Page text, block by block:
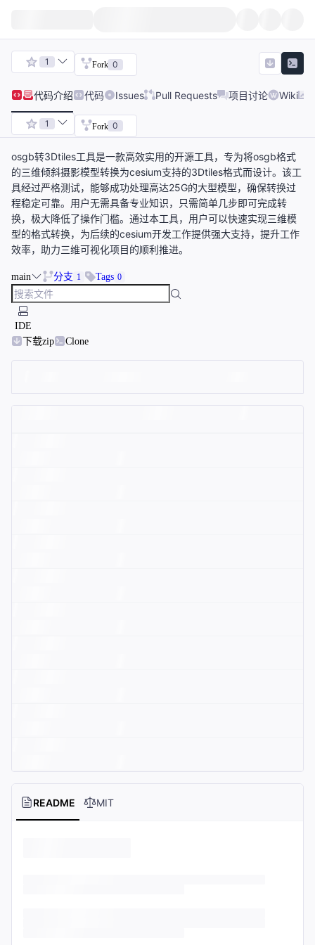
1 Fork 0
代码介绍 代码 Issues Pull Requests 项目讨论 Wiki
1 Fork 0
osgb转3Dtiles工具是一款高效实用的开源工具，专为将osgb格式
的三维倾斜摄影模型转换为cesium支持的3Dtiles格式而设计。该工
具经过严格测试，能够成功处理高达25G的大型模型，确保转换过
程稳定可靠。用户无需具备专业知识，只需简单几步即可完成转
换，极大降低了操作门槛。通过本工具，用户可以快速实现三维模
型的格式转换，为后续的cesium开发工作提供强大支持，提升工作
效率，助力三维可视化项目的顺利推进。
main 分支 1 Tags 0
IDE
下载zip
Clone
README MIT